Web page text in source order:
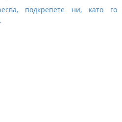
подкрепете ни, като го